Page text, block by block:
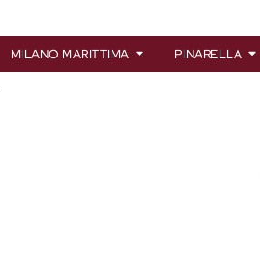
MILANO MARITTIMA PINARELLA